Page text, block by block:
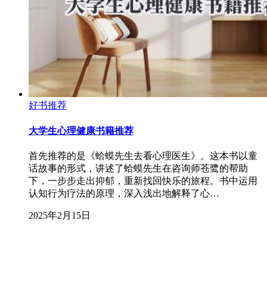
好书推荐
大学生心理健康书籍推荐
首先推荐的是《蛤蟆先生去看心理医生》。这本书以童
话故事的形式，讲述了蛤蟆先生在咨询师苍鹭的帮助
下，一步步走出抑郁，重新找回快乐的旅程。书中运用
认知行为疗法的原理，深入浅出地解释了心…
2025年2月15日